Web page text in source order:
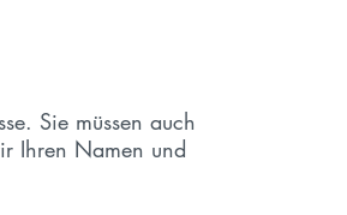
Sie müssen auch
Ihren Namen und